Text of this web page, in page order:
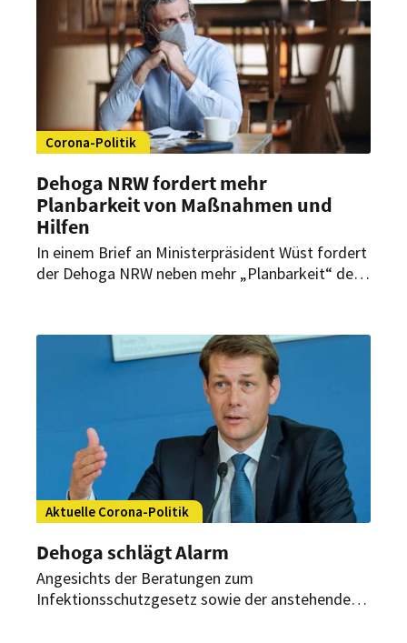
Corona-Politik
Dehoga NRW fordert mehr
Planbarkeit von Maßnahmen und
Hilfen
In einem Brief an Ministerpräsident Wüst fordert
der Dehoga NRW neben mehr „Planbarkeit“ den
Impfkampagne müsse schnellstmöglich
hochgefahren werden.
Aktuelle Corona-Politik
Dehoga schlägt Alarm
Angesichts der Beratungen zum
Infektionsschutzgesetz sowie der anstehenden